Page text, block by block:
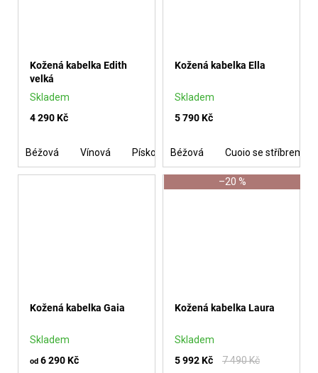
Kožená kabelka Edith
velká
Skladem
4 290 Kč
Béžová Vínová Písková Olivová se stříbrem
Kožená kabelka Ella
Skladem
5 790 Kč
Béžová Cuoio se stříbrem
Kožená kabelka Gaia
Skladem
od 6 290 Kč
–20 %
Kožená kabelka Laura
Skladem
5 992 Kč
7 490 Kč